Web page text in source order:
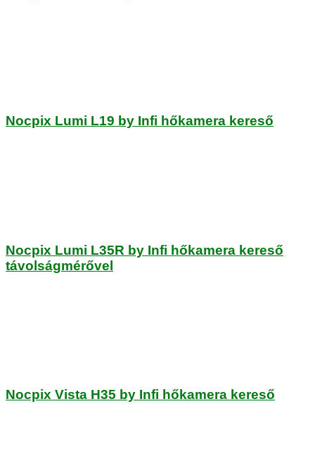
Nocpix Lumi L19 by Infi hőkamera kereső
Nocpix Lumi L35R by Infi hőkamera kereső
távolságmérővel
Nocpix Vista H35 by Infi hőkamera kereső